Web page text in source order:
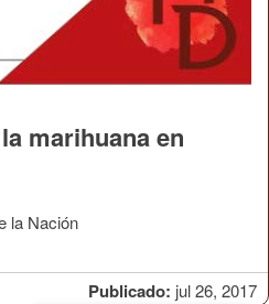
Publicado: jul 26, 2017
marihuana en
la Nación